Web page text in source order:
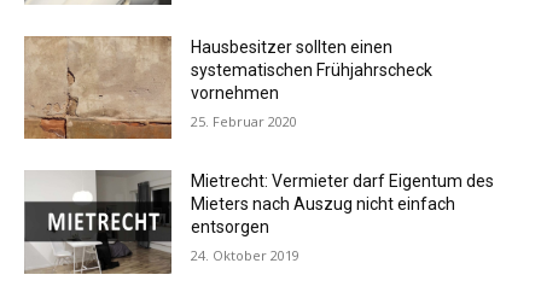
Hausbesitzer sollten einen
systematischen Frühjahrscheck
vornehmen
25. Februar 2020
Mietrecht: Vermieter darf Eigentum des
Mieters nach Auszug nicht einfach
entsorgen
24. Oktober 2019